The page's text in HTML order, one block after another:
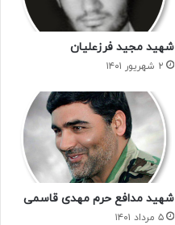
شهید مجید فرزعلیان
۲ شهریور ۱۴۰۱
شهید مدافع حرم مهدی قاسمی
۵ مرداد ۱۴۰۱